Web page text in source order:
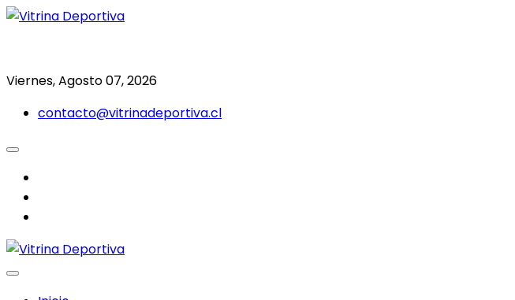
Saltar
Viernes, Agosto 07, 2026
contacto@vitrinadeportiva.cl